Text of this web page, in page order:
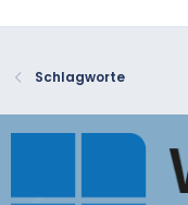
Schlagworte